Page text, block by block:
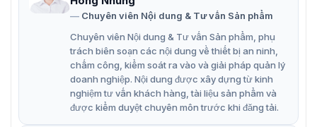
Barrier tự động Hikvision DS-TMG520/A/B
Đặc điểm chính của Hikvision DS-
TMG520/A/B
Chuyên viên Nội dung & Tư vấn Sản phẩm
Chuyên viên Nội dung & Tư vấn Sản phẩm, phụ
trách biên soạn các nội dung về thiết bị an ninh,
chấm công, kiểm soát ra vào và giải pháp quản lý
doanh nghiệp. Nội dung được xây dựng từ kinh
nghiệm tư vấn khách hàng, tài liệu sản phẩm và
được kiểm duyệt chuyên môn trước khi đăng tải.